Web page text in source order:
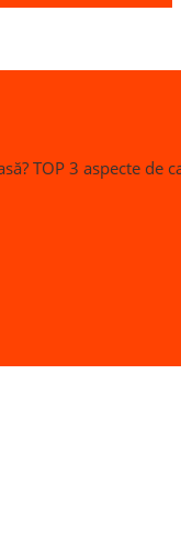
TOP 3 aspecte de